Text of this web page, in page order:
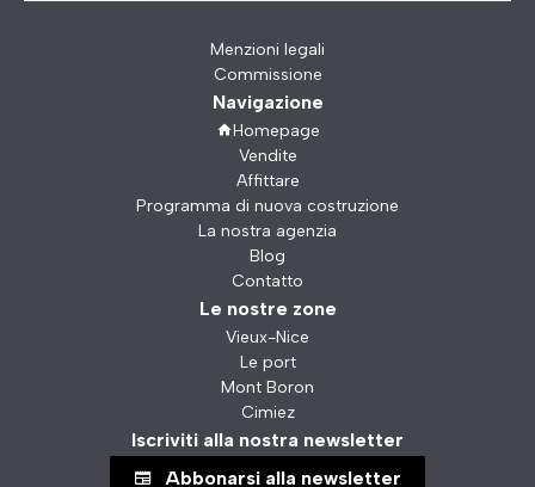
Menzioni legali
Commissione
Navigazione
Homepage
Vendite
Affittare
Programma di nuova costruzione
La nostra agenzia
Blog
Contatto
Le nostre zone
Vieux-Nice
Le port
Mont Boron
Cimiez
Iscriviti alla nostra newsletter
Abbonarsi alla newsletter